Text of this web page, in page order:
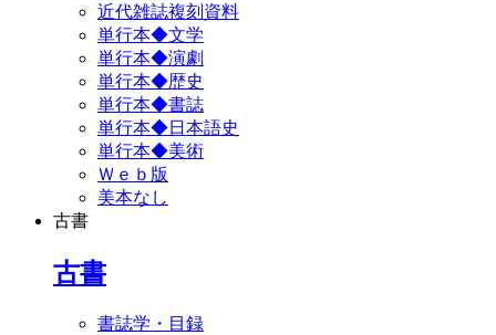
近代雑誌複刻資料
単行本◆文学
単行本◆演劇
単行本◆歴史
単行本◆書誌
単行本◆日本語史
単行本◆美術
Ｗｅｂ版
美本なし
古書
古書
書誌学・目録